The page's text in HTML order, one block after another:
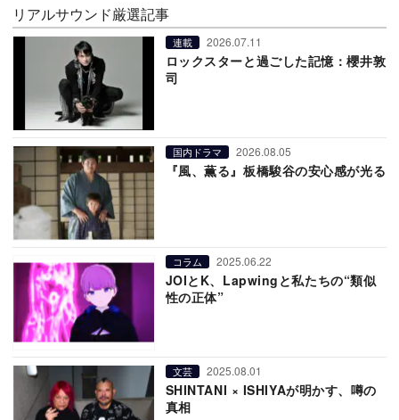
リアルサウンド厳選記事
連載 2026.07.11
ロックスターと過ごした記憶：櫻井敦
司
国内ドラマ 2026.08.05
『風、薫る』板橋駿谷の安心感が光る
コラム 2025.06.22
JOIとK、Lapwingと私たちの“類似
性の正体”
文芸 2025.08.01
SHINTANI × ISHIYAが明かす、噂の
真相